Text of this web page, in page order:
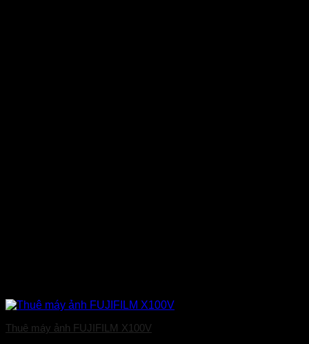
Thuê máy ảnh FUJIFILM X100V